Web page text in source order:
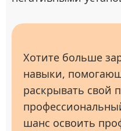
Хотите больше
навыки,
раскрывать свой
шанс освоить